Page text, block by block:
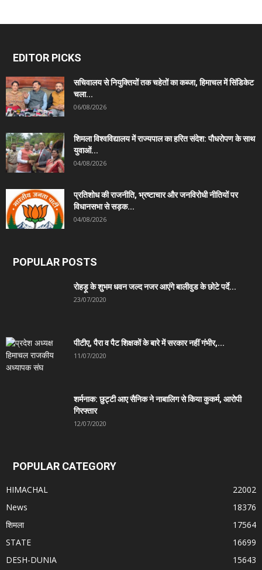
EDITOR PICKS
सचिवालय से नियुक्तियों तक चहेतों का कब्जा, हिमाचल में सिंडिकेट
चला...
06/08/2026
शिमला विश्वविद्यालय में राज्यपाल का हरित संदेश: पौधरोपण के साथ
युवाओं...
04/08/2026
प्रतिशोध की राजनीति, भ्रष्टाचार और जनविरोधी नीतियों पर
विधानसभा से सड़क...
04/08/2026
POPULAR POSTS
रोहड़ू के शुभम धवन जल्द नजर आएंगे बालीवुड के छोटे पर्दे...
23/07/2020
पीटीए, पैरा व पैट शिक्षकों के बारे में सरकार नहीं गंभीर,...
11/07/2020
शर्मनाक: छुट्टी आए सैनिक ने नाबालिग से किया कुकर्म, आरोपी
गिरफ्तार
12/07/2020
POPULAR CATEGORY
HIMACHAL
22002
News
18376
शिमला
17564
STATE
16699
DESH-DUNIA
15643